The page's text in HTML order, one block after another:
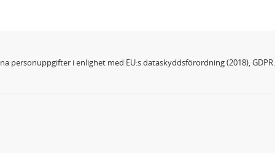
personuppgifter i enlighet med EU:s dataskyddsförordning (2018), GDPR.